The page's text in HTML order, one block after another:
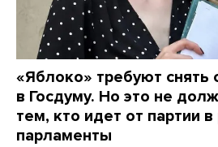
«Яблоко» требуют снять
в Госдуму. Но это не
тем, кто идет от партии
парламенты